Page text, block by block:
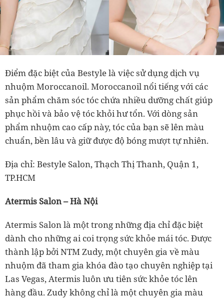
Điểm đặc biệt của Bestyle là việc sử dụng dịch vụ
nhuộm Moroccanoil. Moroccanoil nổi tiếng với các
sản phẩm chăm sóc tóc chứa nhiều dưỡng chất giúp
phục hồi và bảo vệ tóc khỏi hư tổn. Với dòng sản
phẩm nhuộm cao cấp này, tóc của bạn sẽ lên màu
chuẩn, bền lâu và giữ được độ bóng mượt tự nhiên.
Địa chỉ: Bestyle Salon, Thạch Thị Thanh, Quận 1,
TP.HCM
Atermis Salon – Hà Nội
Atermis Salon là một trong những địa chỉ đặc biệt
dành cho những ai coi trọng sức khỏe mái tóc. Được
thành lập bởi NTM Zudy, một chuyên gia về màu
nhuộm đã tham gia khóa đào tạo chuyên nghiệp tại
Las Vegas, Atermis luôn ưu tiên sức khỏe tóc lên
hàng đầu. Zudy không chỉ là một chuyên gia màu